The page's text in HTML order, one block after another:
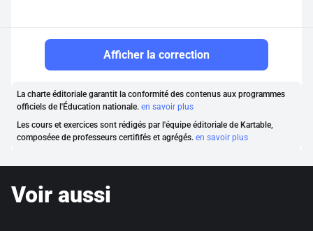
Afficher la correction
La charte éditoriale garantit la conformité des contenus aux programmes
officiels de l'Éducation nationale. en savoir plus
Les cours et exercices sont rédigés par l'équipe éditoriale de Kartable,
composéee de professeurs certififés et agrégés. en savoir plus
Voir aussi